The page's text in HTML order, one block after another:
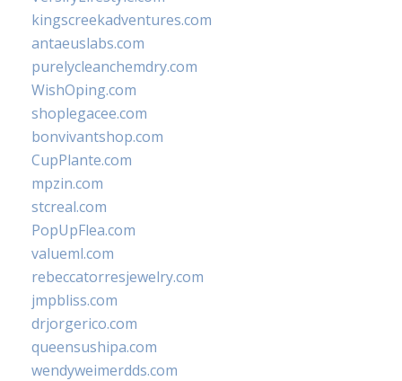
kingscreekadventures.com
antaeuslabs.com
purelycleanchemdry.com
WishOping.com
shoplegacee.com
bonvivantshop.com
CupPlante.com
mpzin.com
stcreal.com
PopUpFlea.com
valueml.com
rebeccatorresjewelry.com
jmpbliss.com
drjorgerico.com
queensushipa.com
wendyweimerdds.com